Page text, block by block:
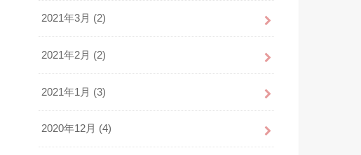
2021年3月 (2)
2021年2月 (2)
2021年1月 (3)
2020年12月 (4)